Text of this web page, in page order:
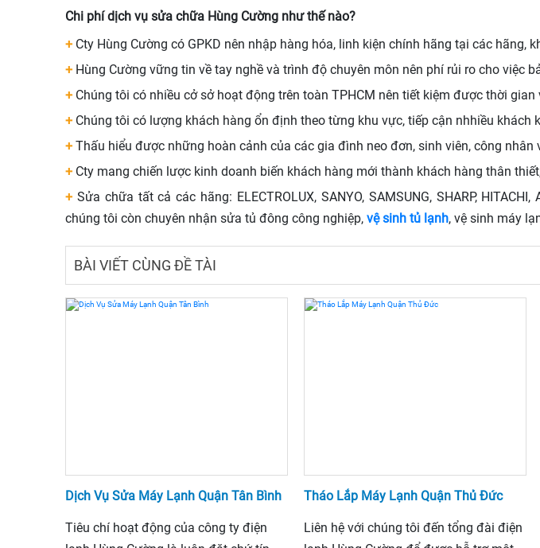
Chi phí dịch vụ sửa chữa Hùng Cường như thế nào?
+ Cty Hùng Cường có GPKD nên nhập hàng hóa, linh kiện chính hãng tại các hãng,
+ Hùng Cường vững tin về tay nghề và trình độ chuyên môn nên phí rủi ro cho việc
+ Chúng tôi có nhiều cở sở hoạt động trên toàn TPHCM nên tiết kiệm được thời
+ Chúng tôi có lượng khách hàng ổn định theo từng khu vực, tiếp cận nhhiều khách
+ Thấu hiểu được những hoàn cảnh của các gia đình neo đơn, sinh viên, công nhân
+ Cty mang chiến lược kinh doanh biến khách hàng mới thành khách hàng thân
+ Sửa chữa tất cả các hãng: ELECTROLUX, SANYO, SAMSUNG, SHARP,
chúng tôi còn chuyên nhận sửa tủ đông công nghiệp, vệ sinh tủ lạnh, vệ sinh máy
BÀI VIẾT CÙNG ĐỀ TÀI
Dịch Vụ Sửa Máy Lạnh Quận Tân Bình
Tiêu chí hoạt động của công ty điện
Tháo Lắp Máy Lạnh Quận Thủ Đức
Liên hệ với chúng tôi đến tổng đài điện